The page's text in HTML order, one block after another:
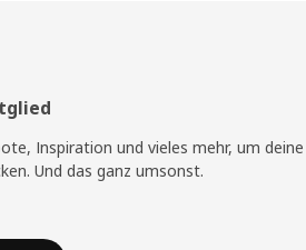
Inspiration und vieles mehr, um deine
Und das ganz umsonst.